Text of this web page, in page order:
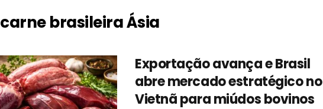
carne brasileira Ásia
Exportação avança e Brasil
abre mercado estratégico no
Vietnã para miúdos bovinos